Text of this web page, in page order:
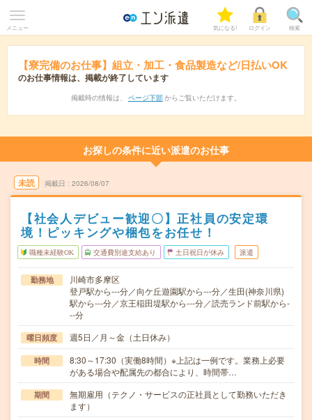
メニュー 気になる! ログイン 検索
【寮完備のお仕事】組立・加工・食品製造など/日払いOK
のお仕事情報は、掲載が終了しています
掲載時の情報は、 ページ下部 からご覧いただけます。
お探しの条件に近い派遣のお仕事
未読 掲載日 2026/08/07
【社会人デビュー歓迎〇】正社員の安定環
境！ピッキングや梱包をお任せ！
職種未経験OK 交通費別途支給あり 土日祝日が休み 派遣
勤務地
川崎市多摩区
登戸駅から---分／向ケ丘遊園駅から---分／生田(神奈川県)
駅から---分／京王稲田堤駅から---分／読売ランド前駅から-
--分
曜日頻度 週5日／月～金（土日休み）
時間
8:30～17:30（実働8時間）※上記は一例です。業務上必要
がある場合や配属先の都合により、時間帯…
期間
無期雇用（テクノ・サービスの正社員として勤務いただき
ます）